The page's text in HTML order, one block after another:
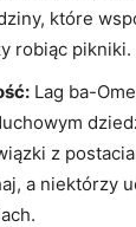
które
robiąc pikniki.
Lag ba-
z
a niektórzy